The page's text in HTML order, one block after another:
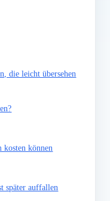
die leicht übersehen
können
später auffallen